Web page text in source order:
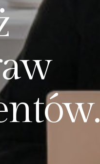
aw
ntów.